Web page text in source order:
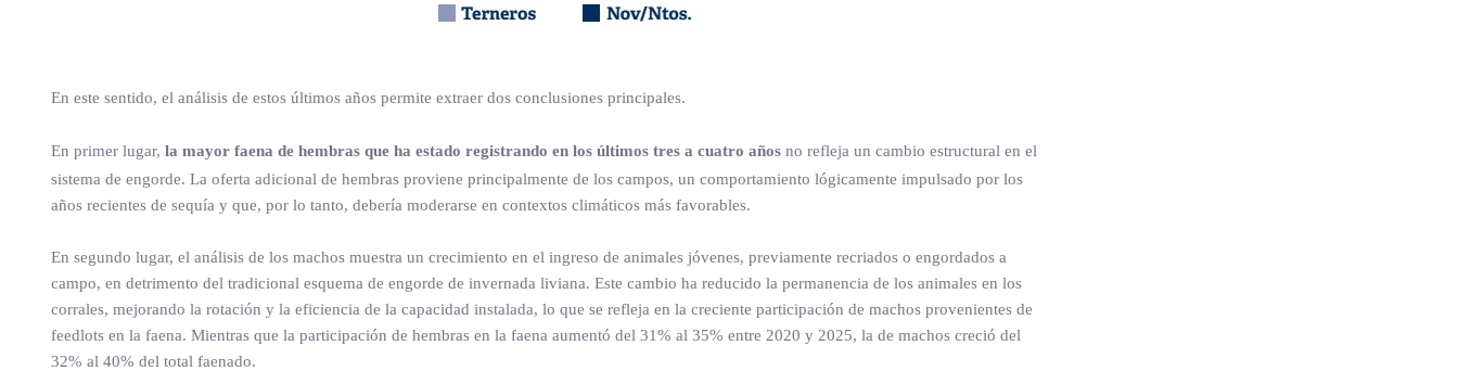
En este sentido, el análisis de estos últimos años permite extraer dos conclusiones principales.
En primer lugar, la mayor faena de hembras que ha estado registrando en los últimos tres a cuatro años no refleja un cambio estructural en el
sistema de engorde. La oferta adicional de hembras proviene principalmente de los campos, un comportamiento lógicamente impulsado por los
años recientes de sequía y que, por lo tanto, debería moderarse en contextos climáticos más favorables.
En segundo lugar, el análisis de los machos muestra un crecimiento en el ingreso de animales jóvenes, previamente recriados o engordados a
campo, en detrimento del tradicional esquema de engorde de invernada liviana. Este cambio ha reducido la permanencia de los animales en los
corrales, mejorando la rotación y la eficiencia de la capacidad instalada, lo que se refleja en la creciente participación de machos provenientes de
feedlots en la faena. Mientras que la participación de hembras en la faena aumentó del 31% al 35% entre 2020 y 2025, la de machos creció del
32% al 40% del total faenado.